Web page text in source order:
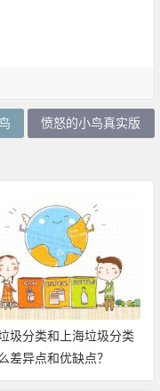
愤怒的小鸟真实版
圾分类和上海垃圾分类
差异点和优缺点？